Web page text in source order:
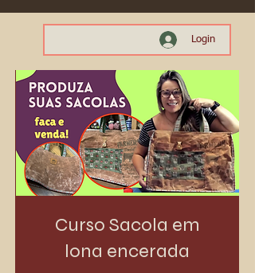
Login
Curso Sacola em
lona encerada